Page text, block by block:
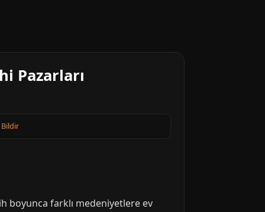
Pazarları
boyunca farklı medeniyetlere ev